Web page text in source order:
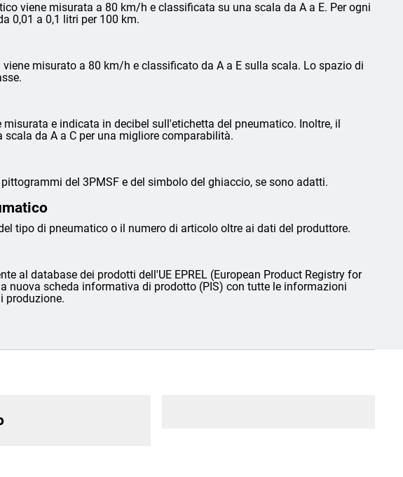
viene misurata a 80 km/h e classificata su una scala da A a E. Per ogni
0,01 a 0,1 litri per 100 km.
misurato a 80 km/h e classificato da A a E sulla scala. Lo spazio di
e indicata in decibel sull'etichetta del pneumatico. Inoltre, il
da A a C per una migliore comparabilità.
del 3PMSF e del simbolo del ghiaccio, se sono adatti.
tipo di pneumatico o il numero di articolo oltre ai dati del produttore.
al database dei prodotti dell'UE EPREL (European Product Registry for
nuova scheda informativa di prodotto (PIS) con tutte le informazioni
produzione.